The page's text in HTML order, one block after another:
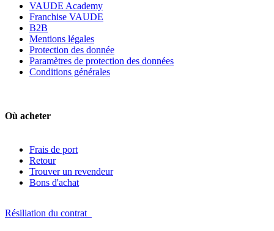
VAUDE Academy
Franchise VAUDE
B2B
Mentions légales
Protection des donnée
Paramètres de protection des données
Conditions générales
Où acheter
Frais de port
Retour
Trouver un revendeur
Bons d'achat
Résiliation du contrat